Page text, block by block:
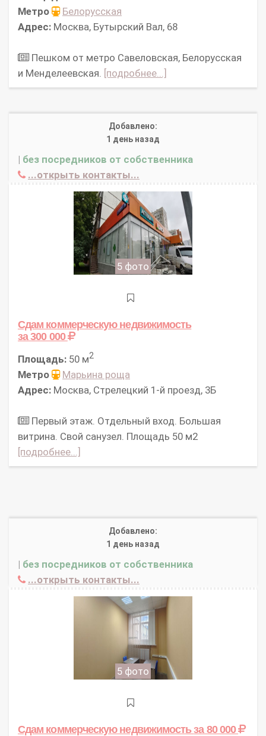
Метро
Белорусская
Адрес: Москва, Бутырский Вал, 68
Пешком от метро Савеловская, Белорусская
и Менделеевская. [подробнее...]
Добавлено:
1 день назад
| без посредников от собственника
...открыть контакты...
5 фото
Сдам коммерческую недвижимость
за 300 000
Площадь: 50 м2
Метро
Марьина роща
Адрес: Москва, Стрелецкий 1-й проезд, 3Б
Первый этаж. Отдельный вход. Большая
витрина. Свой санузел. Площадь 50 м2
[подробнее...]
Добавлено:
1 день назад
| без посредников от собственника
...открыть контакты...
5 фото
Сдам коммерческую недвижимостьза 80 000